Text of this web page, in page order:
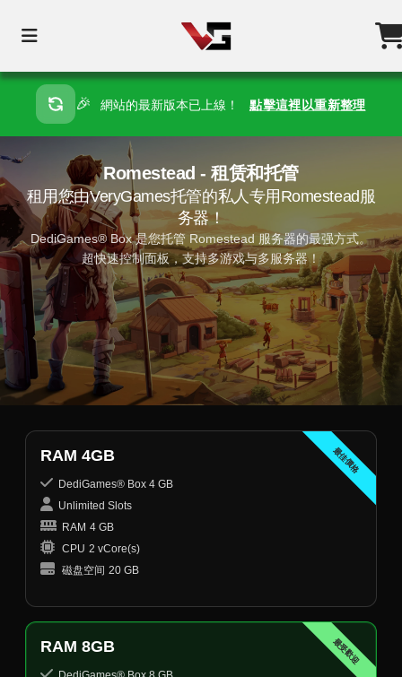
🎉 網站的最新版本已上線！ 點擊這裡以重新整理
Romestead - 租赁和托管
租用您由VeryGames托管的私人专用Romestead服
务器！
DediGames® Box 是您托管 Romestead 服务器的最强方式。
超快速控制面板，支持多游戏与多服务器！
最佳價格
RAM 4GB
DediGames® Box 4 GB
Unlimited Slots
RAM 4 GB
CPU 2 vCore(s)
磁盘空间 20 GB
最受歡迎
RAM 8GB